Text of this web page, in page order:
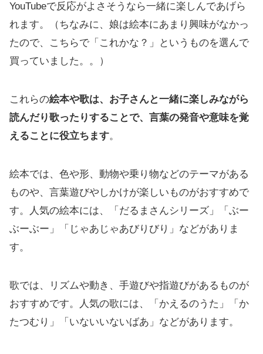
YouTubeで反応がよさそうなら一緒に楽しんであげら
れます。（ちなみに、娘は絵本にあまり興味がなかっ
たので、こちらで「これかな？」というものを選んで
買っていました。。）
これらの絵本や歌は、お子さんと一緒に楽しみながら
読んだり歌ったりすることで、言葉の発音や意味を覚
えることに役立ちます。
絵本では、色や形、動物や乗り物などのテーマがある
ものや、言葉遊びやしかけが楽しいものがおすすめで
す。人気の絵本には、「だるまさんシリーズ」「ぶー
ぶーぶー」「じゃあじゃあびりびり」などがありま
す。
歌では、リズムや動き、手遊びや指遊びがあるものが
おすすめです。人気の歌には、「かえるのうた」「か
たつむり」「いないいないばあ」などがあります。